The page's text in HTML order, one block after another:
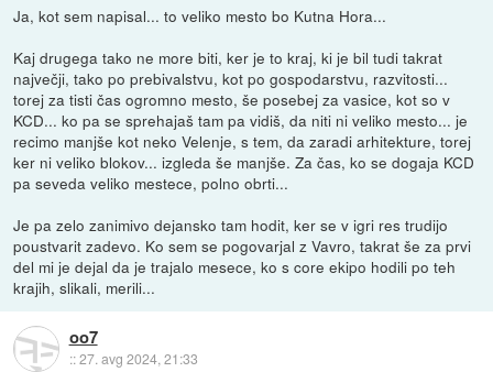
Ja, kot sem napisal... to veliko mesto bo Kutna Hora...
Kaj drugega tako ne more biti, ker je to kraj, ki je bil tudi takrat
največji, tako po prebivalstvu, kot po gospodarstvu, razvitosti...
torej za tisti čas ogromno mesto, še posebej za vasice, kot so v
KCD... ko pa se sprehajaš tam pa vidiš, da niti ni veliko mesto... je
recimo manjše kot neko Velenje, s tem, da zaradi arhitekture, torej
ker ni veliko blokov... izgleda še manjše. Za čas, ko se dogaja KCD
pa seveda veliko mestece, polno obrti...
Je pa zelo zanimivo dejansko tam hodit, ker se v igri res trudijo
poustvarit zadevo. Ko sem se pogovarjal z Vavro, takrat še za prvi
del mi je dejal da je trajalo mesece, ko s core ekipo hodili po teh
krajih, slikali, merili...
oo7
::27. avg 2024, 21:33